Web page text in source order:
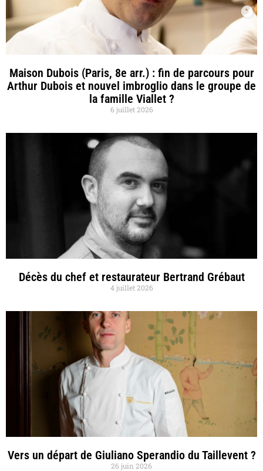
Maison Dubois (Paris, 8e arr.) : fin de parcours pour
Arthur Dubois et nouvel imbroglio dans le groupe de
la famille Viallet ?
6 juillet 2026
Décès du chef et restaurateur Bertrand Grébaut
4 juillet 2026
Vers un départ de Giuliano Sperandio du Taillevent ?
26 juin 2026